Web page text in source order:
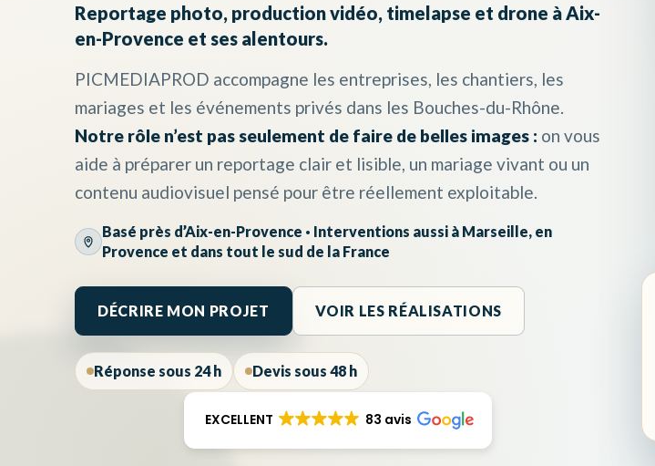
Reportage photo, production vidéo, timelapse et drone à Aix-
en-Provence et ses alentours.
PICMEDIAPROD accompagne les entreprises, les chantiers, les
mariages et les événements privés dans les Bouches-du-Rhône.
Notre rôle n’est pas seulement de faire de belles images : on vous
aide à préparer un reportage clair et lisible, un mariage vivant ou un
contenu audiovisuel pensé pour être réellement exploitable.
Basé près d’Aix-en-Provence · Interventions aussi à Marseille, en
Provence et dans tout le sud de la France
DÉCRIRE MON PROJET VOIR LES RÉALISATIONS
Réponse sous 24 h Devis sous 48 h
EXCELLENT 83 avis